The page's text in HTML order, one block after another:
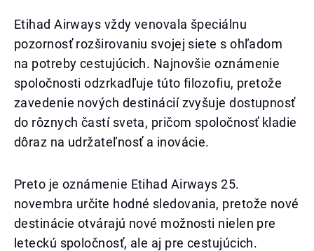
Etihad Airways vždy venovala špeciálnu
pozornosť rozširovaniu svojej siete s ohľadom
na potreby cestujúcich. Najnovšie oznámenie
spoločnosti odzrkadľuje túto filozofiu, pretože
zavedenie nových destinácií zvyšuje dostupnosť
do rôznych častí sveta, pričom spoločnosť kladie
dôraz na udržateľnosť a inovácie.
Preto je oznámenie Etihad Airways 25.
novembra určite hodné sledovania, pretože nové
destinácie otvárajú nové možnosti nielen pre
leteckú spoločnosť, ale aj pre cestujúcich.